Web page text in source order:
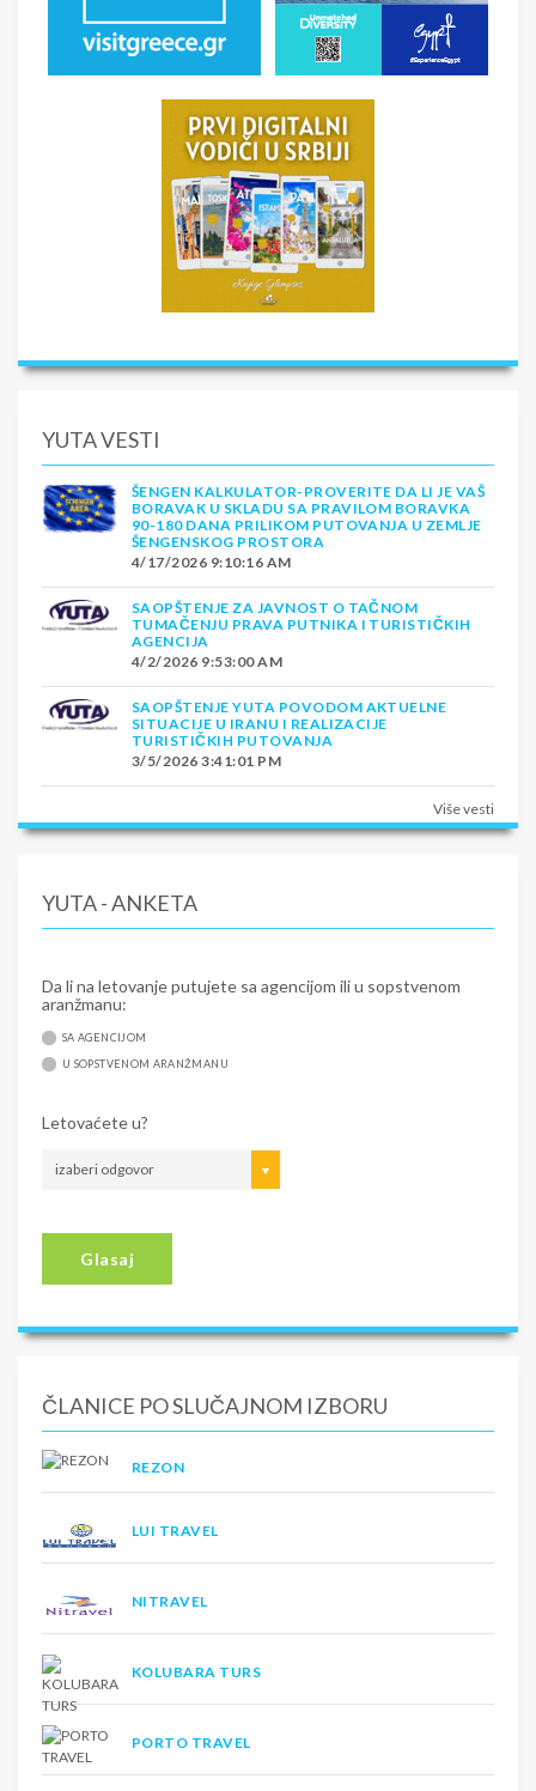
YUTA VESTI
ŠENGEN KALKULATOR-PROVERITE DA LI JE VAŠ
BORAVAK U SKLADU SA PRAVILOM BORAVKA
90-180 DANA PRILIKOM PUTOVANJA U ZEMLJE
ŠENGENSKOG PROSTORA
4/17/2026 9:10:16 AM
SAOPŠTENJE ZA JAVNOST O TAČNOM
TUMAČENJU PRAVA PUTNIKA I TURISTIČKIH
AGENCIJA
4/2/2026 9:53:00 AM
SAOPŠTENJE YUTA POVODOM AKTUELNE
SITUACIJE U IRANU I REALIZACIJE
TURISTIČKIH PUTOVANJA
3/5/2026 3:41:01 PM
Više vesti
YUTA - ANKETA
Da li na letovanje putujete sa agencijom ili u sopstvenom
aranžmanu:
SA AGENCIJOM
U SOPSTVENOM ARANŽMANU
Letovaćete u?
izaberi odgovor
Glasaj
ČLANICE PO SLUČAJNOM IZBORU
REZON
LUI TRAVEL
NITRAVEL
KOLUBARA TURS
PORTO TRAVEL